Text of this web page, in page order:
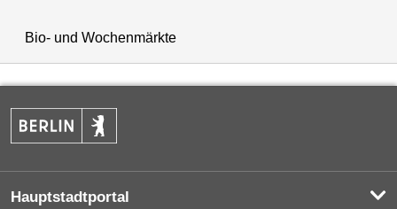
Bio- und Wochenmärkte
Hauptstadtportal